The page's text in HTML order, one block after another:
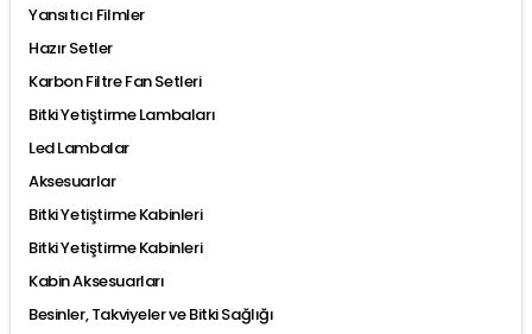
Yansıtıcı Filmler
Hazır Setler
Karbon Filtre Fan Setleri
Bitki Yetiştirme Lambaları
Led Lambalar
Aksesuarlar
Bitki Yetiştirme Kabinleri
Bitki Yetiştirme Kabinleri
Kabin Aksesuarları
Besinler, Takviyeler ve Bitki Sağlığı